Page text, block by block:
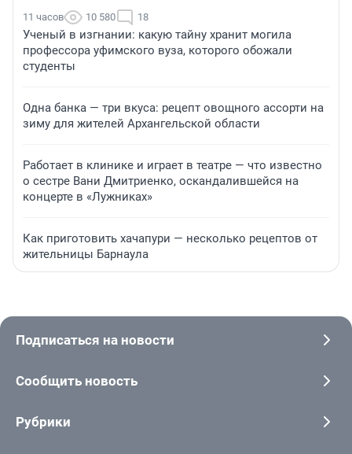
11 часов 10 580 18
Ученый в изгнании: какую тайну хранит могила
профессора уфимского вуза, которого обожали
студенты
Одна банка — три вкуса: рецепт овощного ассорти на
зиму для жителей Архангельской области
Работает в клинике и играет в театре — что известно
о сестре Вани Дмитриенко, оскандалившейся на
концерте в «Лужниках»
Как приготовить хачапури — несколько рецептов от
жительницы Барнаула
Подписаться на новости
Сообщить новость
Рубрики